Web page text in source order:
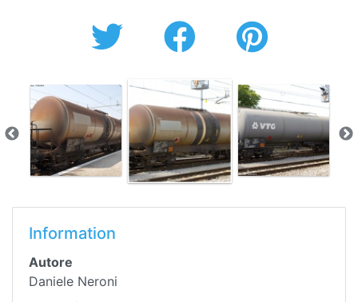
Information
Autore
Daniele Neroni